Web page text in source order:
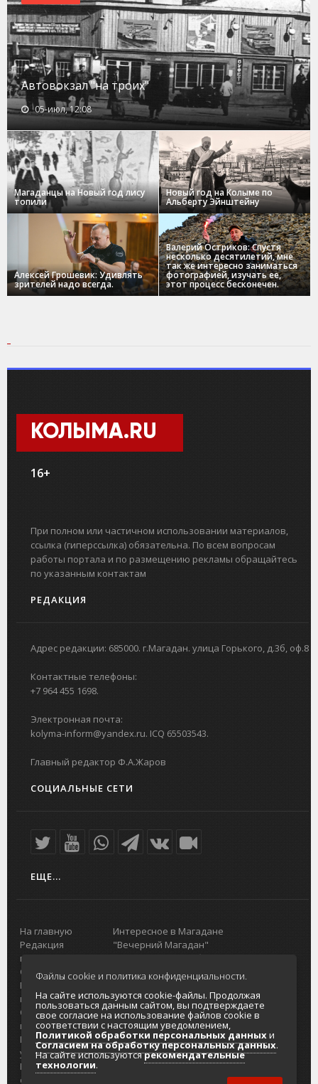
Автовокзал "на троих"
05-июл, 12:08
Магаданцы на Новый год лису
топили
Новый год на Колыме по
Альберту Эйнштейну
Алексей Грошевик: Удивлять
зрителей надо всегда.
Валерий Остриков: Спустя
несколько десятилетий, мне
так же интересно заниматься
фотографией, изучать ее,
этот процесс бесконечен.
КОЛЫМА.RU
16+
При полном или частичном использовании материалов,
ссылка (гиперссылка) обязательна. По всем вопросам
работы портала и по размещению рекламы обращайтесь
по указанным контактам
РЕДАКЦИЯ
Адрес редакции: 685000. г.Магадан. улица Горького, д.3б, оф.8
Контактные телефоны:
+7 964 455 1698.
Электронная почта:
kolyma-inform@yandex.ru. ICQ 65503543.
Главный редактор Ф.А.Жаров
СОЦИАЛЬНЫЕ СЕТИ
ЕЩЕ...
На главную
Редакция
портала
О проекте
Реклама на
портале
Отзывы и
предложения
Интернет-
услуги
Разработка
сайтов
Интересное в Магадане
"Вечерний Магадан"
Городская доска объявлений
Реклама
Главный туристический портал
Колымы
Политика в отношении обработки
персональных данных
Согласие на обработку персональных
данных
Файлы cookie и политика конфиденциальности.
На сайте используются cookie-файлы. Продолжая
пользоваться данным сайтом, вы подтверждаете
свое согласие на использование файлов cookie в
соответствии с настоящим уведомлением,
Политикой обработки персональных данныхи
Согласием на обработку персональных данных.
На сайте используютсярекомендательные
технологии.